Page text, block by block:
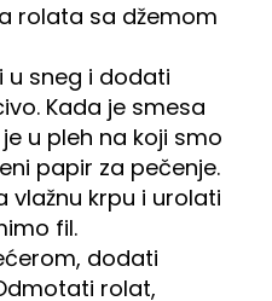
rolata sa džemom
u sneg i dodati
Kada je smesa
u pleh na koji smo
papir za pečenje.
vlažnu krpu i urolati
fil.
dodati
rolat,